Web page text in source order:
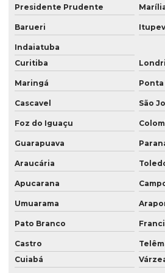
Mapeamento com drones no paraná
Mapeamento com drones em são paulo
Mapeamento com drones em sp
Meio ambiente consultoria
Prestação de serviços de topografia
Serviço de consultoria ambiental em
Serviço de consultoria ambiental em
Serviço de consultoria ambiental no
Serviço de consultoria ambiental no pr
Serviço de consultoria ambiental em
Serviço de consultoria ambiental em
Presidente Prudente
Barueri
Indaiatuba
Curitiba
Maringá Ponta
Cascavel São
Foz do Iguaçu
Guarapuava
Araucária
Apucarana
Umuarama
Pato Branco
Castro
Cuiabá